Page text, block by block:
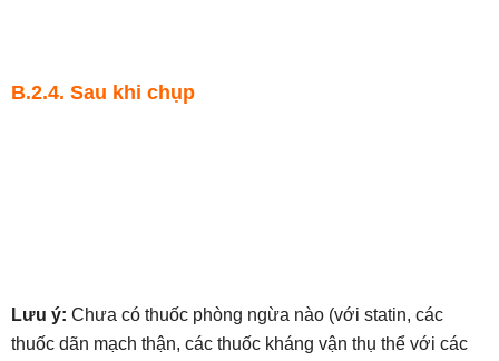
B.2.4. Sau khi chụp
Lưu ý: Chưa có thuốc phòng ngừa nào (với statin, các
thuốc dãn mạch thận, các thuốc kháng vận thụ thể với các